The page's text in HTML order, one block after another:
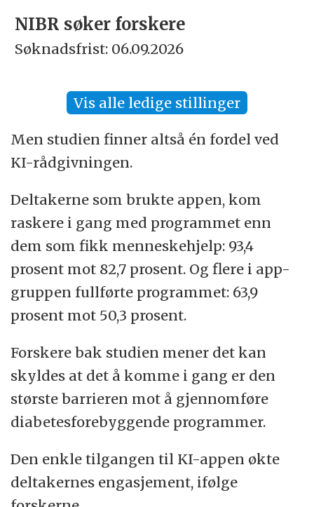
NIBR søker forskere
Søknadsfrist: 06.09.2026
Vis alle ledige stillinger
Men studien finner altså én fordel ved
KI-rådgivningen.
Deltakerne som brukte appen, kom
raskere i gang med programmet enn
dem som fikk menneskehjelp: 93,4
prosent mot 82,7 prosent. Og flere i app-
gruppen fullførte programmet: 63,9
prosent mot 50,3 prosent.
Forskere bak studien mener det kan
skyldes at det å komme i gang er den
største barrieren mot å gjennomføre
diabetesforebyggende programmer.
Den enkle tilgangen til KI-appen økte
deltakernes engasjement, ifølge